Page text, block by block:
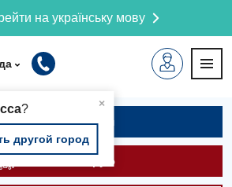
на українську мову
×
?
другой город
на приём
Вызвать скорую